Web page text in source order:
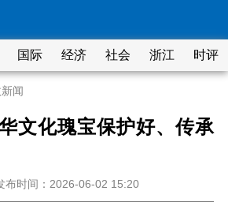
国际 经济 社会 浙江 时评
闻
文化瑰宝保护好、传承
布时间：2026-06-02 15:20